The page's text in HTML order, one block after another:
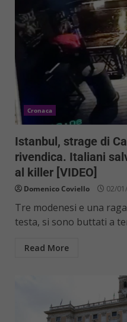
Cronaca
Istanbul, strage di
rivendica. Italiani
al killer [VIDEO]
Domenico Coviello 02/
Tre modenesi e una
testa, si sono buttati a
Read More